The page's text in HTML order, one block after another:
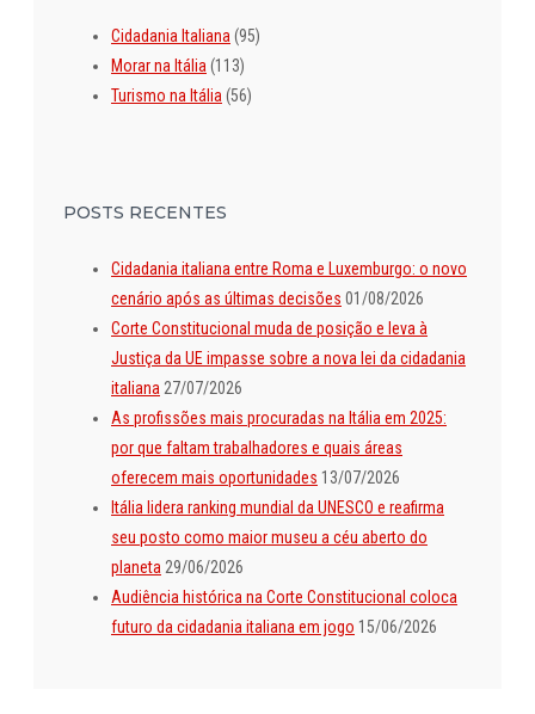
Cidadania Italiana (95)
Morar na Itália (113)
Turismo na Itália (56)
POSTS RECENTES
Cidadania italiana entre Roma e Luxemburgo: o novo
cenário após as últimas decisões 01/08/2026
Corte Constitucional muda de posição e leva à
Justiça da UE impasse sobre a nova lei da cidadania
italiana27/07/2026
As profissões mais procuradas na Itália em 2025:
por que faltam trabalhadores e quais áreas
oferecem mais oportunidades 13/07/2026
Itália lidera ranking mundial da UNESCO e reafirma
seu posto como maior museu a céu aberto do
planeta29/06/2026
Audiência histórica na Corte Constitucional coloca
futuro da cidadania italiana em jogo 15/06/2026